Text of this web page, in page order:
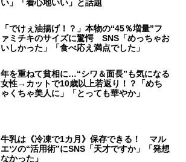
い」「着心地いい」と話題
「でけぇ油揚げ！？」本物の“45％増量”フ
ァミチキのサイズに驚愕 SNS「めっちゃお
いしかった」「食べ応え満点でした」
年を重ねて貧相に…“シワ＆面長”も気になる
女性→カットで10歳以上若返り！？「めち
ゃくちゃ美人に」「とっても華やか」
牛乳は《冷凍で1カ月》保存できる！ マル
エツの“活用術”にSNS「天才ですか」「発想
なかった」